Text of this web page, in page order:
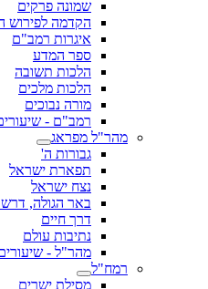
שמונה פרקים
הקדמה לפירוש
איגרות רמב"ם
ספר המדע
הלכות תשובה
הלכות מלכים
מורה נבוכים
רמב"ם -
מהר"ל מפראג
גבורות ה'
תפארת ישראל
נצח ישראל
באר הגולה,
דרך חיים
נתיבות עולם
מהר"ל -
רמח"ל
מסילת ישרים